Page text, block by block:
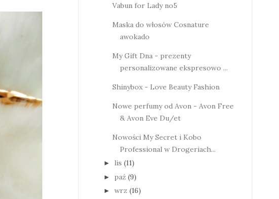
Vabun for Lady no5
Maska do włosów Cosnature
awokado
My Gift Dna - prezenty
personalizowane ekspresowo ...
Shinybox - Love Beauty Fashion
Nowe perfumy od Avon - Avon Free
& Avon Eve Du/et
Nowości My Secret i Kobo
Professional w Drogeriach...
► lis (11)
► paź (9)
► wrz (16)